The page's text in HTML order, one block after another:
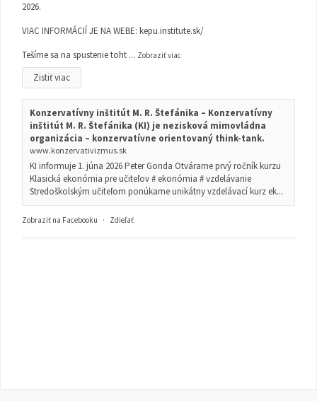
2026.
VIAC INFORMÁCIÍ JE NA WEBE: kepu.institute.sk/
Tešíme sa na spustenie toht ... Zobraziť viac
Zistiť viac
Konzervatívny inštitút M. R. Štefánika – Konzervatívny
inštitút M. R. Štefánika (KI) je nezisková mimovládna
organizácia – konzervatívne orientovaný think-tank.
www.konzervativizmus.sk
KI informuje 1. júna 2026 Peter Gonda Otvárame prvý ročník kurzu
Klasická ekonómia pre učiteľov # ekonómia # vzdelávanie
Stredoškolským učiteľom ponúkame unikátny vzdelávací kurz ek...
Zobraziť na Facebooku · Zdieľať